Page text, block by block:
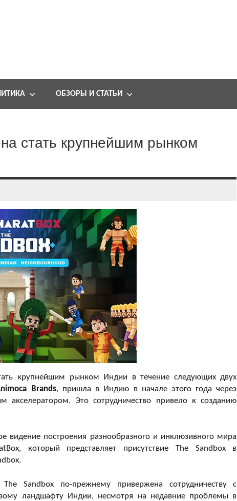
ОБЗОРЫ И СТАТЬИ
стать крупнейшим рынком
крупнейшим рынком Индии в течение следующих двух
Brands, пришла в Индию в начале этого года через
акселератором. Это сотрудничество привело к созданию
видение построения разнообразного и инклюзивного мира
который представляет присутствие The Sandbox в
Sandbox по-прежнему привержена сотрудничеству с
ландшафту Индии, несмотря на недавние проблемы в